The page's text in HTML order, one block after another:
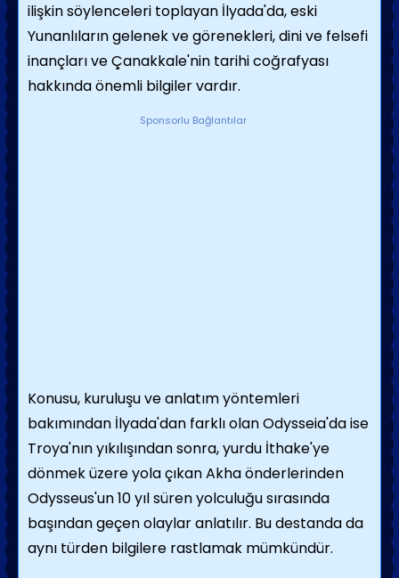
ilişkin söylenceleri toplayan İlyada'da, eski
Yunanlıların gelenek ve görenekleri, dini ve felsefi
inançları ve Çanakkale'nin tarihi coğrafyası
hakkında önemli bilgiler vardır.
Sponsorlu Bağlantılar
Konusu, kuruluşu ve anlatım yöntemleri
bakımından İlyada'dan farklı olan Odysseia'da ise
Troya'nın yıkılışından sonra, yurdu İthake'ye
dönmek üzere yola çıkan Akha önderlerinden
Odysseus'un 10 yıl süren yolculuğu sırasında
başından geçen olaylar anlatılır. Bu destanda da
aynı türden bilgilere rastlamak mümkündür.